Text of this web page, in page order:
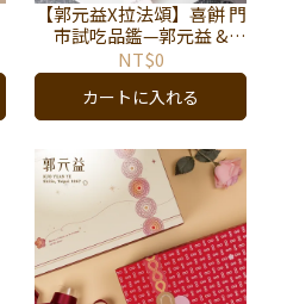
【郭元益X拉法頌】喜餅 門
市試吃品鑑—郭元益 &
L'AFFECTION拉法頌
NT$0
カートに入れる